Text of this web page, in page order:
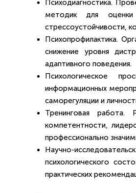
Психодиагностика.
методик для оценки
стрессоустойчивости,
Психопрофилактика.
снижение уровня
адаптивного поведения.
Психологическое
информационных
саморегуляции и
Тренинговая работа.
компетентности,
профессионально
Научно-
психологического
практических